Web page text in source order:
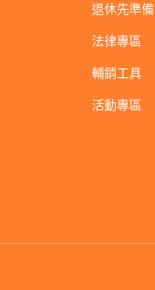
退休先準備
法律專區
輔銷工具
活動專區